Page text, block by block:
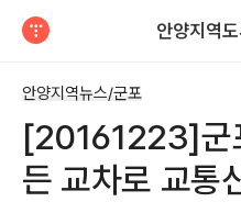
안양지역
안양지역뉴스/군포
[20161223]군
든 교차로 교통